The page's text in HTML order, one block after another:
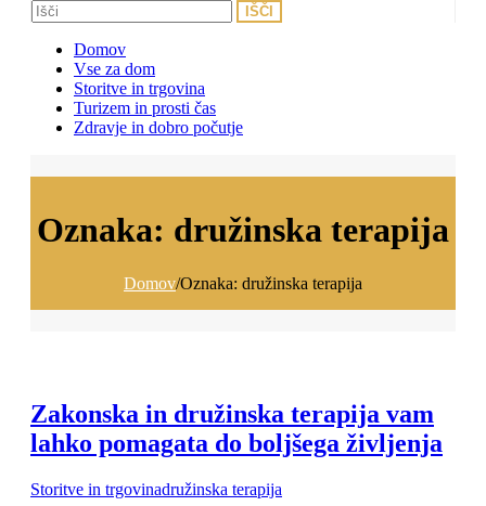
Domov
Vse za dom
Storitve in trgovina
Turizem in prosti čas
Zdravje in dobro počutje
Oznaka: družinska terapija
Domov/Oznaka: družinska terapija
Zakonska in družinska terapija vam
lahko pomagata do boljšega življenja
Storitve in trgovinadružinska terapija